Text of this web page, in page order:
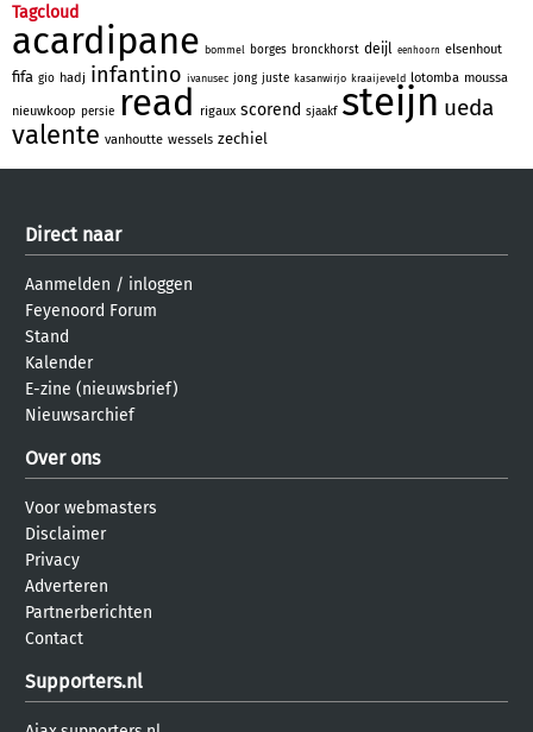
Tagcloud
acardipane bommel borges bronckhorst deijl eenhoorn elsenhout
fifa gio hadj infantino ivanusec jong juste kasanwirjo kraaijeveld lotomba moussa
nieuwkoop persie read rigaux scorend sjaakf steijn ueda
valente vanhoutte wessels zechiel
Direct naar
Aanmelden / inloggen
Feyenoord Forum
Stand
Kalender
E-zine (nieuwsbrief)
Nieuwsarchief
Over ons
Voor webmasters
Disclaimer
Privacy
Adverteren
Partnerberichten
Contact
Supporters.nl